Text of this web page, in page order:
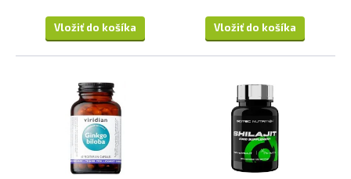
Vložiť do košíka Vložiť do košíka